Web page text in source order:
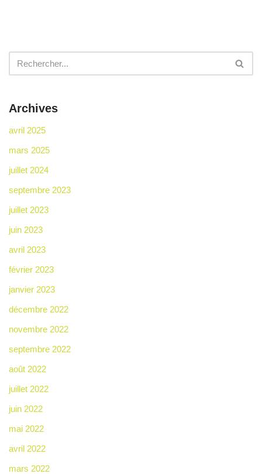
Archives
avril 2025
mars 2025
juillet 2024
septembre 2023
juillet 2023
juin 2023
avril 2023
février 2023
janvier 2023
décembre 2022
novembre 2022
septembre 2022
août 2022
juillet 2022
juin 2022
mai 2022
avril 2022
mars 2022